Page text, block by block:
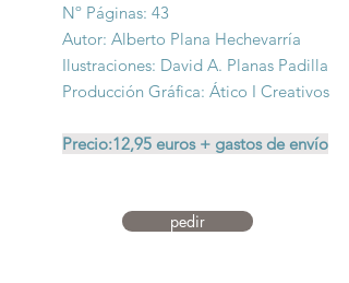
Nº Páginas: 43
Autor: Alberto Plana Hechevarría
Ilustraciones: David A. Planas Padilla
Producción Gráfica: Ático I Creativos
Precio:12,95 euros + gastos de envío
pedir